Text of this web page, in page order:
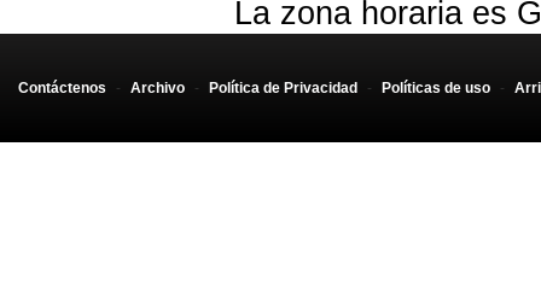
La zona horaria es
Contáctenos - Archivo - Política de Privacidad - Políticas de uso -